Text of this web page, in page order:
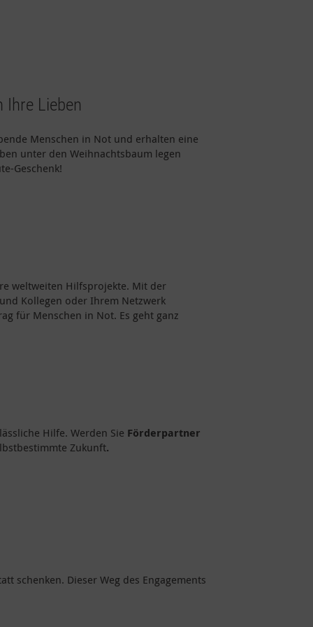
Ihre Lieben
Menschen in Not und erhalten eine
unter den Weihnachtsbaum legen
Geschenk!
weltweiten Hilfsprojekte. Mit der
Kollegen oder Ihrem Netzwerk
für Menschen in Not. Es geht ganz
Hilfe. Werden Sie Förderpartner
Zukunft.
schenken. Dieser Weg des Engagements